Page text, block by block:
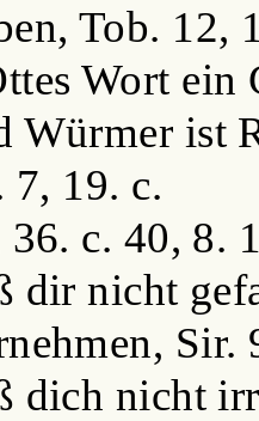
Tob. 12,
Wort ein
Würmer ist
7, 19. c.
36. c. 40, 8.
dir nicht
Sir.
dich nicht